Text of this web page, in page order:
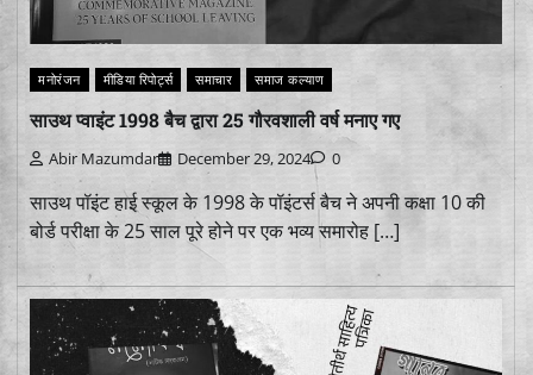
मनोरंजन मीडिया रिपोर्ट्स समाचार समाज कल्याण
साउथ प्वाइंट 1998 बैच द्वारा 25 गौरवशाली वर्ष मनाए गए
Abir Mazumdar December 29, 2024 0
साउथ पॉइंट हाई स्कूल के 1998 के पॉइंटर्स बैच ने अपनी कक्षा 10 की
बोर्ड परीक्षा के 25 साल पूरे होने पर एक भव्य समारोह […]